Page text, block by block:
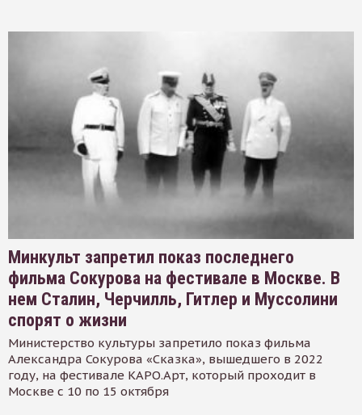
Минкульт запретил показ последнего
фильма Сокурова на фестивале в Москве. В
нем Сталин, Черчилль, Гитлер и Муссолини
спорят о жизни
Министерство культуры запретило показ фильма
Александра Сокурова «Сказка», вышедшего в 2022
году, на фестивале КАРО.Арт, который проходит в
Москве с 10 по 15 октября